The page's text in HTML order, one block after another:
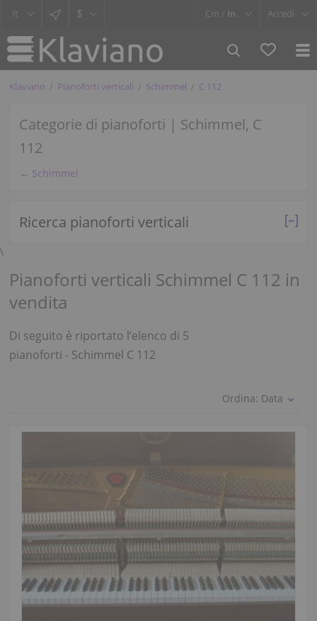
$ Cm / In Accedi
Klaviano Pianoforti verticali Schimmel C 112
Categorie di pianoforti | Schimmel, C
112
← Schimmel
Ricerca pianoforti verticali
\
Pianoforti verticali Schimmel C 112 in
vendita
Di seguito è riportato l’elenco di 5
pianoforti - Schimmel C 112
Ordina: Data